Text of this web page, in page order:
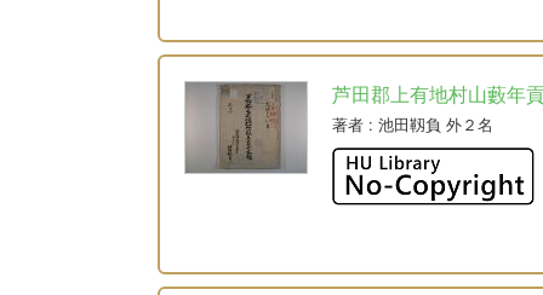
芦田郡上有地村山藪年
著者 : 池田靱負 外２名